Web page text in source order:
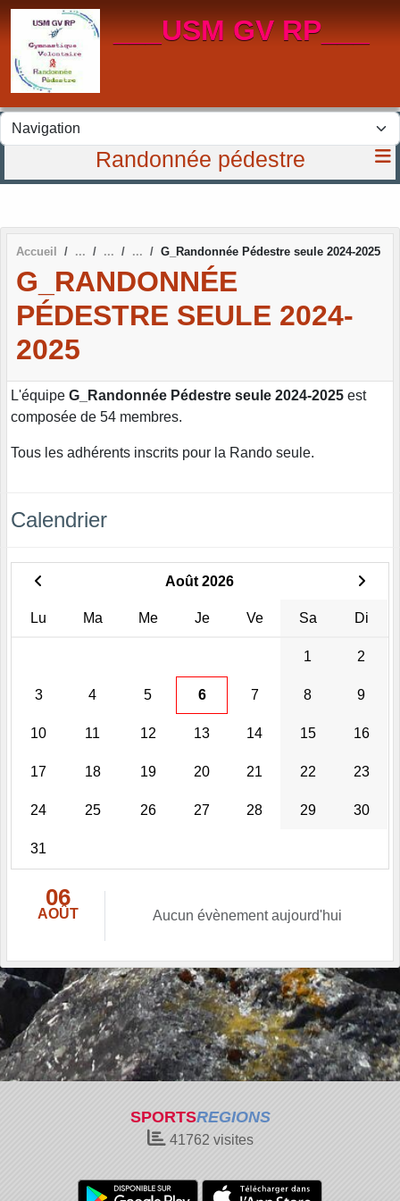
___USM GV RP___
Randonnée pédestre
Accueil G_Randonnée Pédestre seule 2024-2025
G_RANDONNÉE
PÉDESTRE SEULE 2024-
2025
L'équipe G_Randonnée Pédestre seule 2024-2025 est
composée de 54 membres.
Tous les adhérents inscrits pour la Rando seule.
Calendrier
Août 2026
Lu Ma Me Je Ve Sa Di
1 2
3 4 5 6 7 8 9
10 11 12 13 14 15 16
17 18 19 20 21 22 23
24 25 26 27 28 29 30
31
06
AOÛT Aucun évènement aujourd'hui
SPORTSREGIONS
41762 visites
Panneau de gestion des cookies